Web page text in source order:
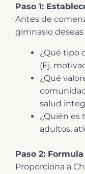
Paso 1:
Antes de
gimnasio deseas
¿Qué tipo
(Ej.
¿Qué
salud
¿Quién es
adultos,
Paso 2:
Proporciona a